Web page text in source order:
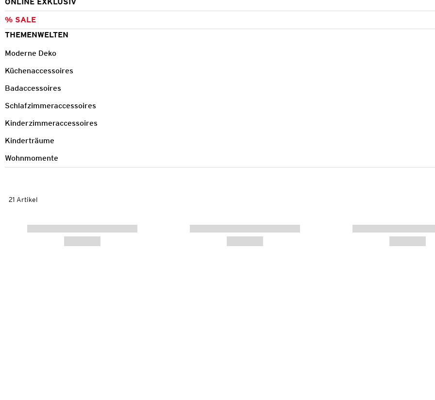
% SALE
THEMENWELTEN
Moderne Deko
Küchenaccessoires
Badaccessoires
Schlafzimmeraccessoires
Kinderzimmeraccessoires
Kinderträume
Wohnmomente
21 Artikel